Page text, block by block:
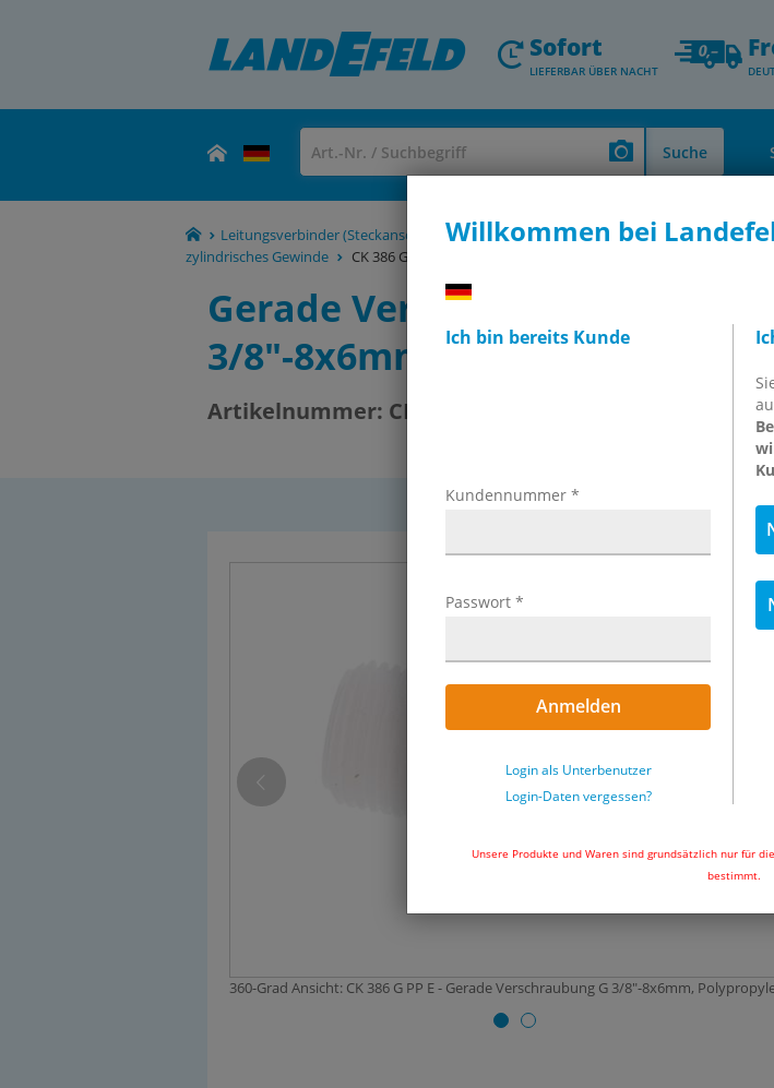
Willkommen bei
Ich bin bereits Kunde
Kundennummer *
Passwort *
Anmelden
Login als Unterbenutzer
Login-Daten vergessen?
Unsere Produkte und Waren sind grundsätzlich nur für
bestimmt.
Sofort
LIEFERBAR ÜBER NACHT
Suche
Leitungsverbinder (Steckanschlüsse, Verschraubungen & Schlauchtüllen)
zylindrisches Gewinde
CK 386 G PP E
Gerade Verschraubung G
3/8"-8x6mm, Polypropylen
Artikelnummer: CK 386 G PP E
360-Grad Ansicht: CK 386 G PP E - Gerade Verschraubung G 3/8"-8x6mm,